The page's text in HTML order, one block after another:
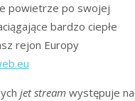
powietrze po swojej
bardzo ciepłe
rejon Europy
jet stream występuje na